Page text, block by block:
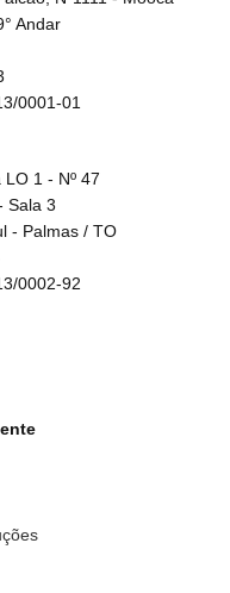
Andar
0001-01
1 - Nº 47
Sala 3
- Palmas / TO
0002-92